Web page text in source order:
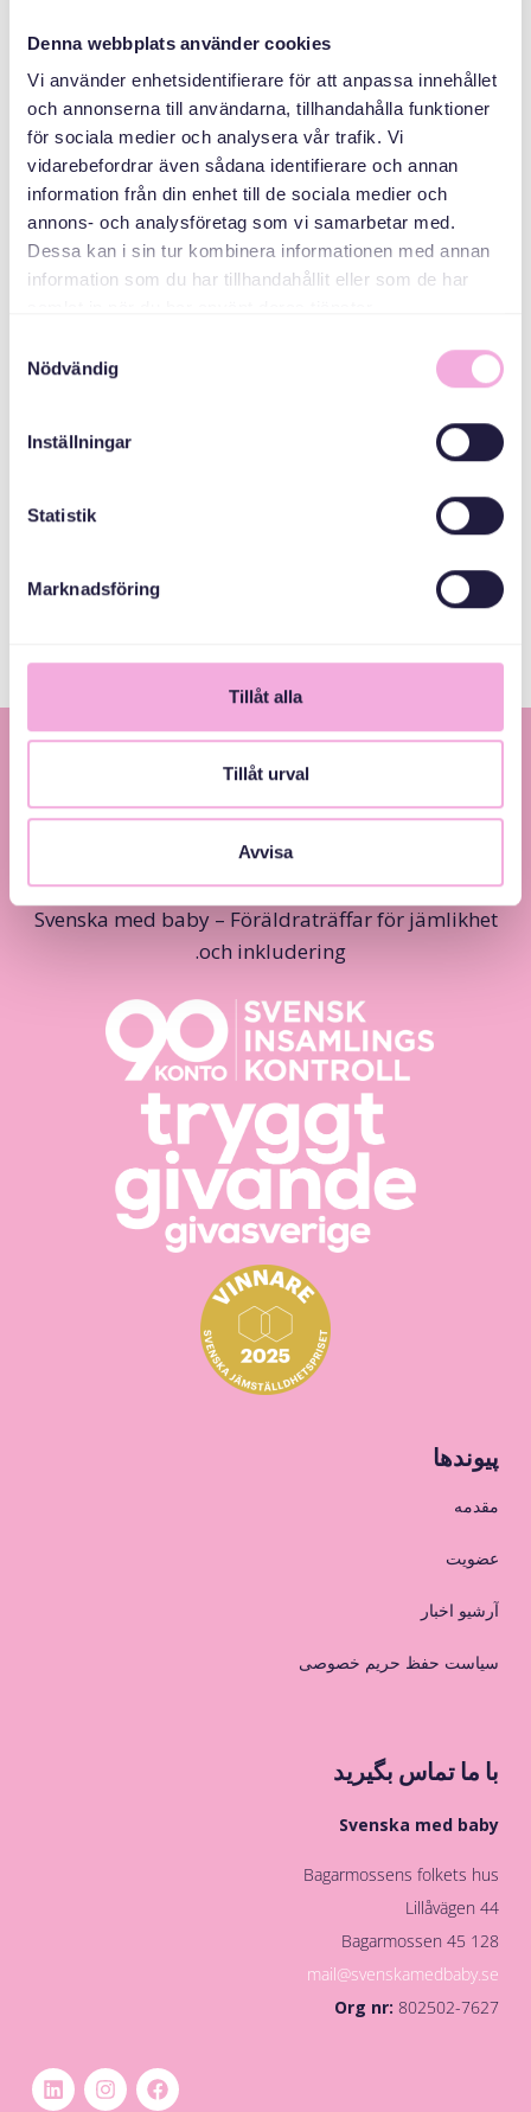
Denna webbplats använder cookies
Vi använder enhetsidentifierare för att anpassa innehållet
och annonserna till användarna, tillhandahålla funktioner
för sociala medier och analysera vår trafik. Vi
vidarebefordrar även sådana identifierare och annan
information från din enhet till de sociala medier och
annons- och analysföretag som vi samarbetar med.
Dessa kan i sin tur kombinera informationen med annan
information som du har tillhandahållit eller som de har
Nödvändig
Inställningar
Statistik
Marknadsföring
Tillåt alla
Tillåt urval
Avvisa
سازمان دهنده
bokningen@svenskamedbaby.se
Svenska med baby – Föräldraträffar för jämlikhet
och inkludering.
پیوندها
مقدمه
عضویت
آرشیو اخبار
سیاست حفظ حریم خصوصی
با ما تماس بگیرید
Svenska med baby
Bagarmossens folkets hus
Lillåvägen 44
128 45 Bagarmossen
mail@svenskamedbaby.se
Org nr:802502-7627